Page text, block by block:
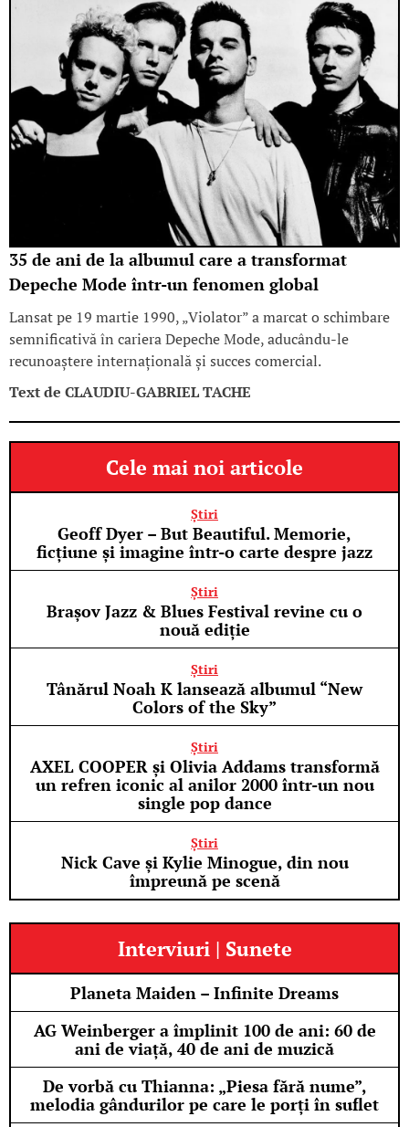
35 de ani de la albumul care a transformat
Depeche Mode într-un fenomen global
Lansat pe 19 martie 1990, „Violator” a marcat o schimbare
semnificativă în cariera Depeche Mode, aducându-le
recunoaștere internațională și succes comercial.​
Text de CLAUDIU-GABRIEL TACHE
Cele mai noi articole
Geoff Dyer – But Beautiful. Memorie,
ficțiune și imagine într-o carte despre jazz
Știri
Brașov Jazz & Blues Festival revine cu o
nouă ediție
Știri
Tânărul Noah K lansează albumul “New
Colors of the Sky”
Știri
AXEL COOPER și Olivia Addams transformă
un refren iconic al anilor 2000 într-un nou
single pop dance
Știri
Nick Cave și Kylie Minogue, din nou
împreună pe scenă
Știri
Interviuri | Sunete
Planeta Maiden – Infinite Dreams
AG Weinberger a împlinit 100 de ani: 60 de
ani de viață, 40 de ani de muzică
De vorbă cu Thianna: „Piesa fără nume”,
melodia gândurilor pe care le porți în suflet